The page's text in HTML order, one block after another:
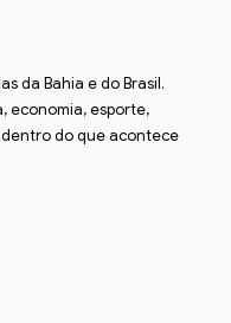
da Bahia e do Brasil.
economia, esporte,
do que acontece